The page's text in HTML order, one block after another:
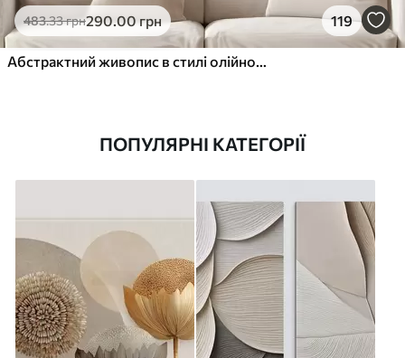
483.33грн290.00грн 119
Абстрактний живопис в стилі олійного живопису
ПОПУЛЯРНІ КАТЕГОРІЇ